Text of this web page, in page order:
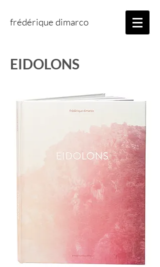
frédérique dimarco
EIDOLONS